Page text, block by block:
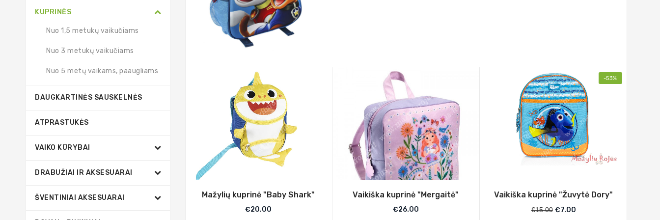
Mažylių kuprinė "Baby Shark"
€20.00
Vaikiška kuprinė "Mergaitė"
€26.00
-53%
Vaikiška kuprinė "Žuvytė Dory"
€15.00 €7.00
KUPRINĖS
Nuo 1,5 metukų vaikučiams
Nuo 3 metukų vaikučiams
Nuo 5 metų vaikams, paaugliams
DAUGKARTINĖS SAUSKELNĖS
ATPRASTUKĖS
VAIKO KŪRYBAI
DRABUŽIAI IR AKSESUARAI
ŠVENTINIAI AKSESUARAI